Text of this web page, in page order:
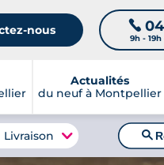
nous 📞
9h -
Actualités
du neuf à Montpellier
Livraison 🔍